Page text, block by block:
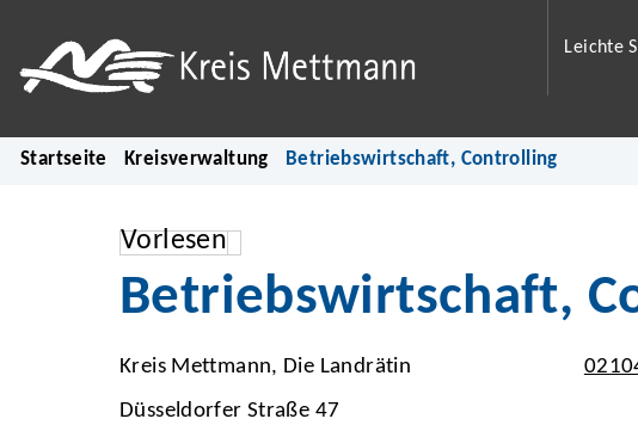
Leichte
Startseite Kreisverwaltung Betriebswirtschaft, Controlling
Vorlesen
Betriebswirtschaft,
Kreis Mettmann, Die Landrätin
Düsseldorfer Straße 47